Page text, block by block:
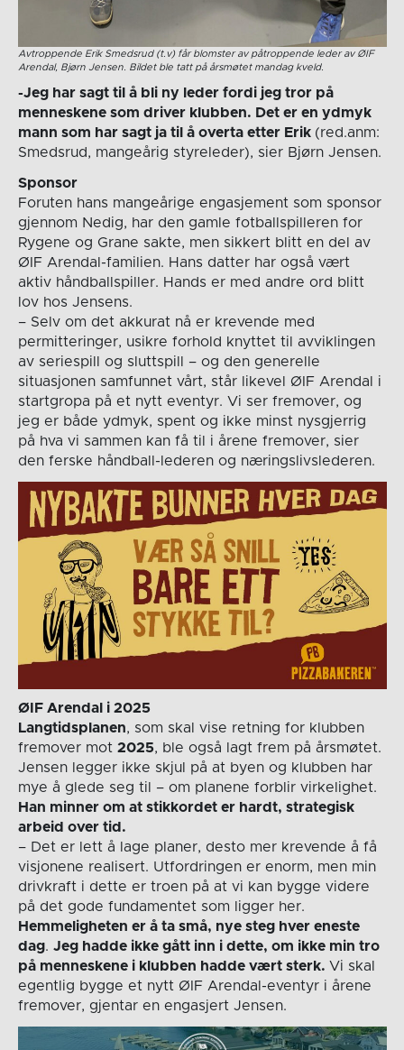
Avtroppende Erik Smedsrud (t.v) får blomster av påtroppende leder av ØIF
Arendal, Bjørn Jensen. Bildet ble tatt på årsmøtet mandag kveld.
-Jeg har sagt til å bli ny leder fordi jeg tror på
menneskene som driver klubben. Det er en ydmyk
mann som har sagt ja til å overta etter Erik (red.anm:
Smedsrud, mangeårig styreleder), sier Bjørn Jensen.
Sponsor
Foruten hans mangeårige engasjement som sponsor
gjennom Nedig, har den gamle fotballspilleren for
Rygene og Grane sakte, men sikkert blitt en del av
ØIF Arendal-familien. Hans datter har også vært
aktiv håndballspiller. Hands er med andre ord blitt
lov hos Jensens.
– Selv om det akkurat nå er krevende med
permitteringer, usikre forhold knyttet til avviklingen
av seriespill og sluttspill – og den generelle
situasjonen samfunnet vårt, står likevel ØIF Arendal i
startgropa på et nytt eventyr. Vi ser fremover, og
jeg er både ydmyk, spent og ikke minst nysgjerrig
på hva vi sammen kan få til i årene fremover, sier
den ferske håndball-lederen og næringslivslederen.
ØIF Arendal i 2025
Langtidsplanen, som skal vise retning for klubben
fremover mot 2025, ble også lagt frem på årsmøtet.
Jensen legger ikke skjul på at byen og klubben har
mye å glede seg til – om planene forblir virkelighet.
Han minner om at stikkordet er hardt, strategisk
arbeid over tid.
– Det er lett å lage planer, desto mer krevende å få
visjonene realisert. Utfordringen er enorm, men min
drivkraft i dette er troen på at vi kan bygge videre
på det gode fundamentet som ligger her.
Hemmeligheten er å ta små, nye steg hver eneste
dag. Jeg hadde ikke gått inn i dette, om ikke min tro
på menneskene i klubben hadde vært sterk. Vi skal
egentlig bygge et nytt ØIF Arendal-eventyr i årene
fremover, gjentar en engasjert Jensen.